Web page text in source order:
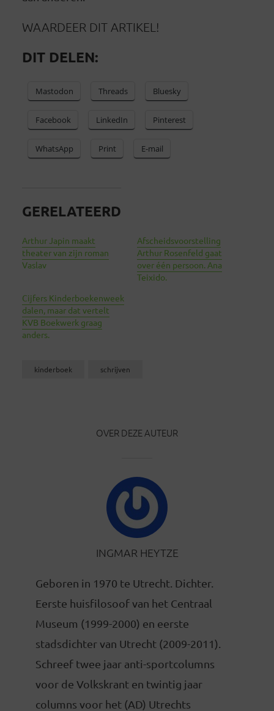
WAARDEER DIT ARTIKEL!
DIT DELEN:
Mastodon Threads Bluesky
Facebook LinkedIn Pinterest
WhatsApp Print E-mail
GERELATEERD
Arthur Japin maakt
theater van zijn roman
Vaslav
Afscheidsvoorstelling
Arthur Rosenfeld gaat
over één persoon. Ana
Teixido.
Cijfers Kinderboekenweek
dalen, maar dat vertelt
KVB Boekwerk graag
anders.
kinderboek schrijven
OVER DEZE AUTEUR
INGMAR HEYTZE
Geboren in 1970 te Utrecht. Dichter.
Eerste huisfilosoof van het Centraal
Museum (1999-2000) en eerste
stadsdichter van Utrecht (2009-2011).
Schreef twee jaar anti-sportcolumns
voor de Volkskrant en twintig jaar
columns voor het (AD) Utrechts